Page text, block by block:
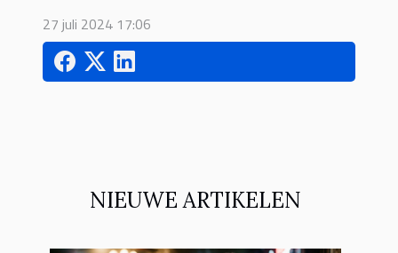
27 juli 2024 17:06
NIEUWE ARTIKELEN